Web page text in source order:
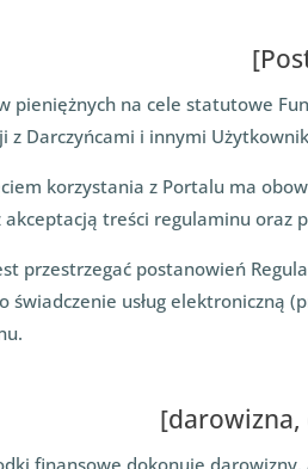
pieniężnych na cele statutowe
z Darczyńcami i innymi
korzystania z Portalu ma
akceptacją treści regulaminu oraz
przestrzegać postanowień
świadczenie usług
[darowizna,